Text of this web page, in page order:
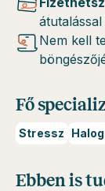
átutalással
Nem kell
Fő
Stressz
Ebben is